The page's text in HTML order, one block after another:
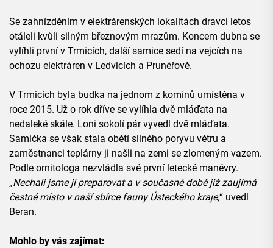
Se zahnízděním v elektrárenských lokalitách dravci letos
otáleli kvůli silným březnovým mrazům. Koncem dubna se
vylíhli první v Trmicích, další samice sedí na vejcích na
ochozu elektráren v Ledvicích a Prunéřově.
V Trmicích byla budka na jednom z komínů umístěna v
roce 2015. Už o rok dříve se vylíhla dvě mláďata na
nedaleké skále. Loni sokolí pár vyvedl dvě mláďata.
Samička se však stala obětí silného poryvu větru a
zaměstnanci teplárny ji našli na zemi se zlomeným vazem.
Podle ornitologa nezvládla své první letecké manévry.
„Nechali jsme ji preparovat a v současné době již zaujímá
čestné místo v naší sbírce fauny Ústeckého kraje,“ uvedl
Beran.
Mohlo by vás zajímat: